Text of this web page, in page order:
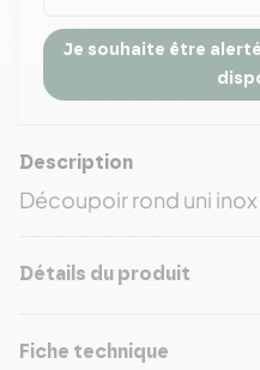
Je souhaite être
Description
Découpoir rond uni
Détails du produit
Fiche technique